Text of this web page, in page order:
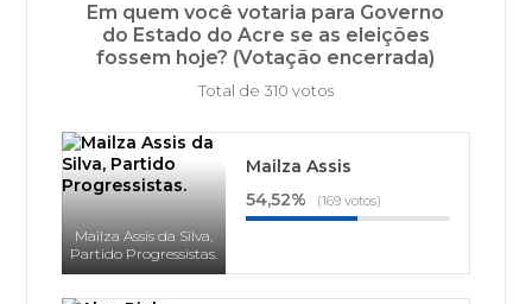
Em quem você votaria para Governo
do Estado do Acre se as eleições
fossem hoje? (Votação encerrada)
Total de 310 votos
Mailza Assis da Silva,
Partido Progressistas.
Mailza Assis
54,52%
(169 votos)